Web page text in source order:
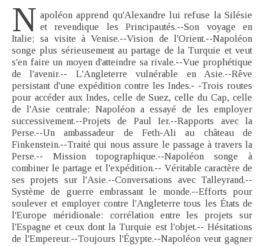
N apoléon apprend qu'Alexandre lui refuse la Silésie
et revendique les Principautés.--Son voyage en
Italie; sa visite à Venise.--Vision de l'Orient.--Napoléon
songe plus sérieusement au partage de la Turquie et veut
s'en faire un moyen d'atteindre sa rivale.--Vue prophétique
de l'avenir.-- L'Angleterre vulnérable en Asie.--Rêve
persistant d'une expédition contre les Indes.- -Trois routes
pour accéder aux Indes, celle de Suez, celle du Cap, celle
de l'Asie centrale; Napoléon a essayé de les employer
successivement.--Projets de Paul Ier.--Rapports avec la
Perse.--Un ambassadeur de Feth-Ali au château de
Finkenstein.--Traité qui nous assure le passage à travers la
Perse.-- Mission topographique.--Napoléon songe à
combiner le partage et l'expédition.-- Véritable caractère de
ses projets sur l'Asie.--Conversations avec Talleyrand.--
Système de guerre embrassant le monde.--Efforts pour
soulever et employer contre l'Angleterre tous les États de
l'Europe méridionale: corrélation entre les projets sur
l'Espagne et ceux dont la Turquie est l'objet.-- Hésitations
de l'Empereur.--Toujours l'Égypte.--Napoléon veut gagner